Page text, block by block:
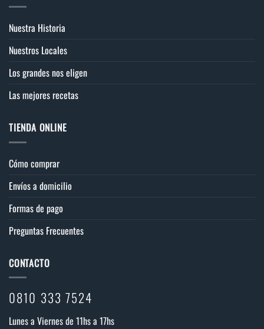
Nuestra Historia
Nuestros Locales
Los grandes nos eligen
Las mejores recetas
TIENDA ONLINE
Cómo comprar
Envíos a domicilio
Formas de pago
Preguntas Frecuentes
CONTACTO
0810 333 7524
Lunes a Viernes de 11hs a 17hs